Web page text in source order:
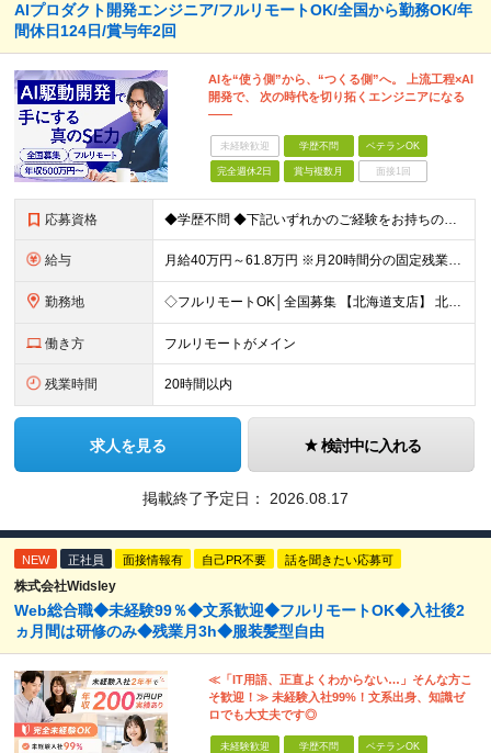
AIプロダクト開発エンジニア/フルリモートOK/全国から勤務OK/年
間休日124日/賞与年2回
AIを“使う側”から、“つくる側”へ。 上流工程×AI
開発で、 次の時代を切り拓くエンジニアになる
――
未経験歓迎 学歴不問 ベテランOK
完全週休2日 賞与複数月 面接1回
応募資格 ◆学歴不問 ◆下記いずれかのご経験をお持ちの方 ・Webアプリケーション開発の実務経験（目安：7年以上） ・要件定義・基本設計など、上流工程の経験（目安：3年以上） ・Pythonでの開発経験（目安：
給与 月給40万円～61.8万円 ※月20時間分の固定残業代（58,000円～）を含む。超過時間分を別途支給 ※年齢、経験、スキル、前職給与などを考慮のうえ、決定いたします。 ※試用期間6ヶ月あり。期間中
勤務地 ◇フルリモートOK│全国募集 【北海道支店】 北海道札幌市中央区南一条西2丁目5番地 ※(変更の範囲)上記を除く当社関連勤務地 ※通勤不要
働き方 フルリモートがメイン
残業時間 20時間以内
求人を見る 検討中に入れる
掲載終了予定日： 2026.08.17
NEW 正社員 面接情報有 自己PR不要 話を聞きたい応募可
株式会社Widsley
Web総合職◆未経験99％◆文系歓迎◆フルリモートOK◆入社後2
ヵ月間は研修のみ◆残業月3h◆服装髪型自由
≪「IT用語、正直よくわからない…」そんな方こ
そ歓迎！≫ 未経験入社99%！文系出身、知識ゼ
ロでも大丈夫です◎
未経験歓迎 学歴不問 ベテランOK